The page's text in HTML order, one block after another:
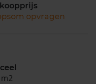
opvragen